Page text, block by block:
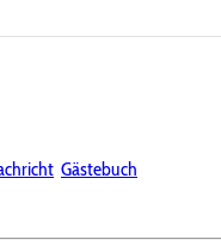
Gästebuch